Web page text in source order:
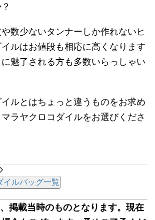
数少ないタンナーしか作れないヒ
ルはお値段も相応に高くなります
魅了される方も多数いらっしゃい
ルとはちょっと違うものをお求め
ラヤクロコダイルをお選びくださ
イルバッグ一覧
掲載当時のものとなります。現在